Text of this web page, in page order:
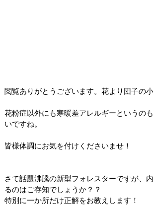
閲覧ありがとうございます。花より団子の小
花粉症以外にも寒暖差アレルギーというの
いですね。
皆様体調にお気を付けくださいませ！
さて話題沸騰の新型フォレスターですが、
るのはご存知でしょうか？？
特別に一か所だけ正解をお教えします！